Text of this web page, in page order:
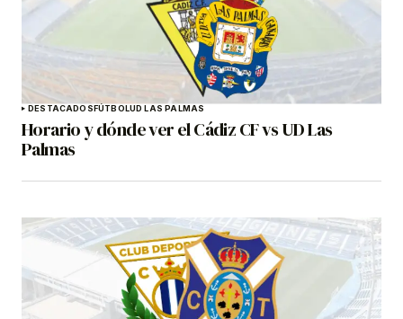
DESTACADOSFÚTBOLUD LAS PALMAS
Horario y dónde ver el Cádiz CF vs UD Las
Palmas